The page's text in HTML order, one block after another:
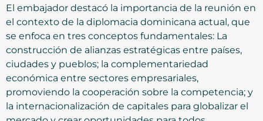
El embajador destacó la importancia de la reunión en
el contexto de la diplomacia dominicana actual, que
se enfoca en tres conceptos fundamentales: La
construcción de alianzas estratégicas entre países,
ciudades y pueblos; la complementariedad
económica entre sectores empresariales,
promoviendo la cooperación sobre la competencia; y
la internacionalización de capitales para globalizar el